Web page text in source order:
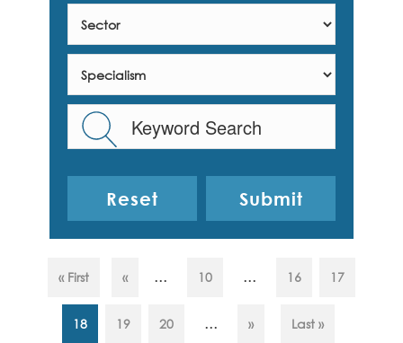
Reset
« First « ... 10 ... 16 17
18 19 20 ... » Last »